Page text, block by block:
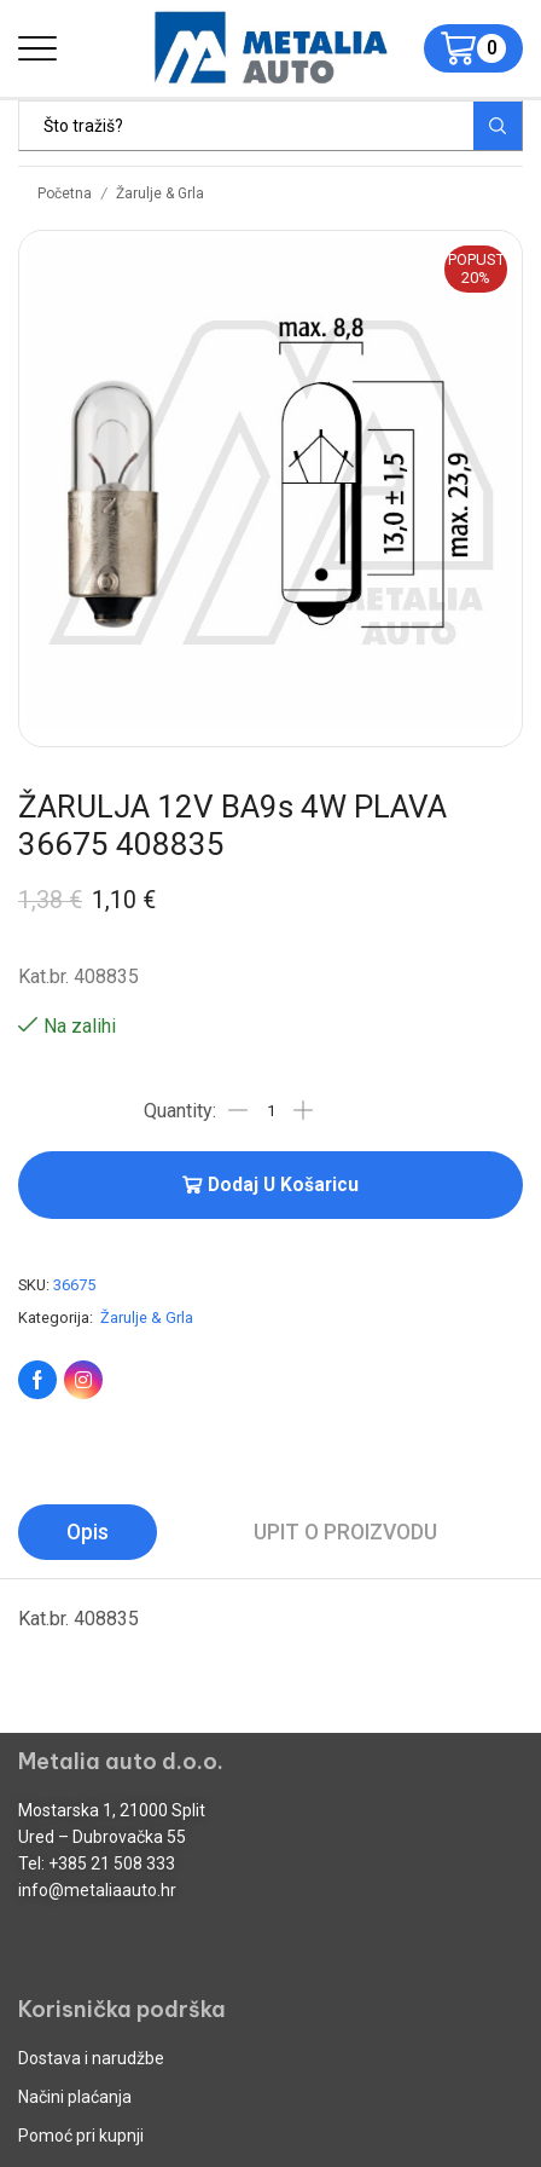
0
Početna / Žarulje & Grla
POPUST
20%
ŽARULJA 12V BA9s 4W PLAVA
36675 408835
1,38€ 1,10 €
Kat.br. 408835
Na zalihi
Dodaj U Košaricu
SKU: 36675
Kategorija: Žarulje & Grla
Opis UPIT O PROIZVODU
Kat.br. 408835
Metalia auto d.o.o.
Mostarska 1, 21000 Split
Ured – Dubrovačka 55
Tel: +385 21 508 333
info@metaliaauto.hr
Korisnička podrška
Dostava i narudžbe
Načini plaćanja
Pomoć pri kupnji